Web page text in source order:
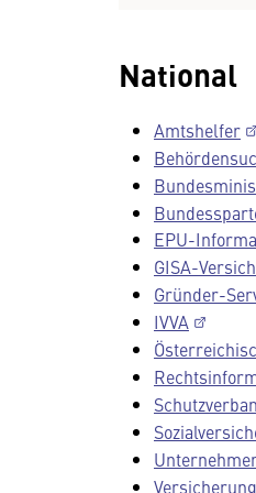
National
Amtshelfer
EPU-
GISA-
Gründer-
IVVA